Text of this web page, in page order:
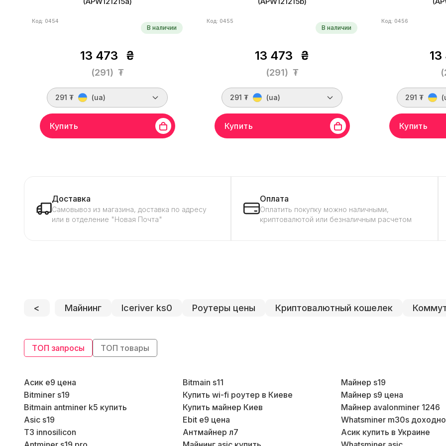
Код: 0454
В наличии
13 473 ₴
(291) ₮
291 ₮ (ua)
Купить
Код: 0455
В наличии
13 473 ₴
(291) ₮
291 ₮ (ua)
Купить
Код: 0456
291 ₮
Купить
Доставка
Самовывоз из магазина, доставка по адресу
или в отделение "Новая Почта"
Оплата
Оплатить покупку можно наличными,
криптовалютой или безналичным расчетом
< Майнинг Iceriver ks0 Роутеры цены Криптовалютный кошелек
ТОП запросы ТОП товары
Асик е9 цена Bitmain s11 Майнер s19
Bitminer s19
Купить wi-fi роутер в Киеве Майнер s9 цена
Bitmain antminer k5 купить
Купить майнер Киев Майнер avalonminer 1246
Asic s19
Ebit e9 цена Whatsminer m30s
T3 innosilicon
Антмайнер л7 Асик купить в Украине